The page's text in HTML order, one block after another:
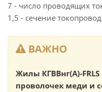
7 - число проводящих
1,5 - сечение
ВАЖНО
Жилы КГВВнг(А)-
проволочек меди и